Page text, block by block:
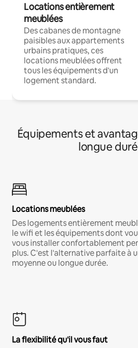
Locations entièrement
meublées
Des cabanes de montagne
paisibles aux appartements
urbains pratiques, ces
locations meublées offrent
tous les équipements d'un
logement standard.
Équipements et
longue
Locations meublées
Des logements entièrement
le wifi et les équipements dont
vous installer confortablement
plus. C'est l'alternative parfaite à
moyenne ou longue durée.
La flexibilité qu'il vous faut